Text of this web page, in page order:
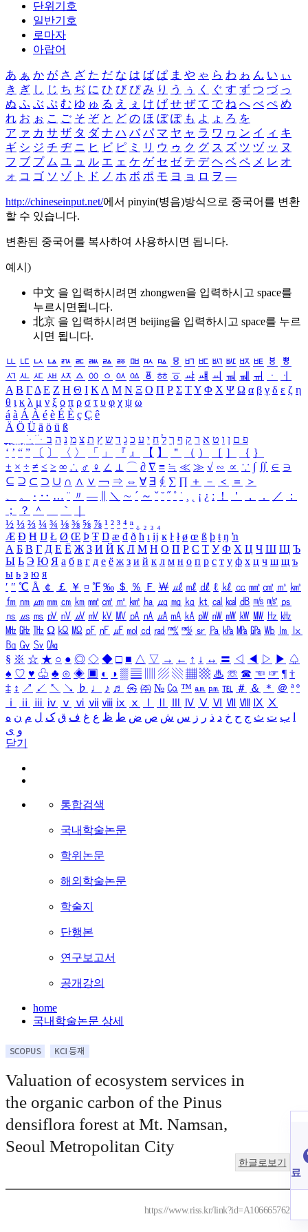
단위기호
일반기호
로마자
아랍어
あ ぁ か が さ ざ た だ な は ば ぱ ま や ゃ ら わ ゎ ん い ぃ
き ぎ し じ ち ぢ に ひ び ぴ み り う ぅ く ぐ す ず つ づ っ
ぬ ふ ぶ ぷ む ゆ ゅ る え ぇ け げ せ ぜ て で ね へ べ ぺ め
れ お ぉ こ ご そ ぞ と ど の ほ ぼ ぽ も よ ょ ろ を
ア ァ カ サ ザ タ ダ ナ ハ バ パ マ ヤ ャ ラ ワ ヮ ン イ ィ キ
ギ シ ジ チ ヂ ニ ヒ ビ ピ ミ リ ウ ゥ ク グ ス ズ ツ ヅ ッ ヌ
フ ブ プ ム ユ ュ ル エ ェ ケ ゲ セ ゼ テ デ ヘ ベ ペ メ レ オ
ォ コ ゴ ソ ゾ ト ド ノ ホ ボ ポ モ ヨ ョ ロ ヲ ―
http://chineseinput.net/에서 pinyin(병음)방식으로 중국어를 변환
할 수 있습니다.
변환된 중국어를 복사하여 사용하시면 됩니다.
예시)
中文 을 입력하시려면 zhongwen을 입력하시고 space를
누르시면됩니다.
北京 을 입력하시려면 beijing을 입력하시고 space를 누르
시면 됩니다.
ㅥ ㅦ ㅧ ㅨ ㅩ ㅪ ㅫ ㅬ ㅭ ㅮ ㅯ ㅰ ㅱ ㅲ ㅳ ㅴ ㅵ ㅶ ㅷ ㅸ
ㅹ
ㅺ ㅻ ㅼ ㅽ ㅾ ㅿ ㆀ ㆁ ㆂ ㆃ ㆄ ㆅ ㆆ ㆇ ㆈ ㆉ ㆊ ㆋ ㆌ ㆍ
ㆎ
Α Β ΓΔ Ε Ζ Η Θ Ι ΚΛ Μ Ν Ξ Ο Π Ρ Σ ΤΥ Φ Χ Ψ Ω α β γ δ ε ζ η
θ ι κ λ μ ν ξ ο π ρ σ τ υ φ χ ψ ω
á à Á À é è É È ç Ç ê
Ä Ö Ü ä ö ü ß
ִֶֹ ֻּ ׁׂ פ ם ן ו ט א ר ק ף ך ל ח י ע כ ג ד ש ץ ת צ מ נ ה ב
‘ ’ “ ” 〔 〕 〈 〉 「 」 『 』 【 】 ＂ （ ） ［ ］ ｛ ｝
± × ÷ ≠ ≤ ≥ ∞ ∴ ♂ ♀ ∠ ⊥ ⌒ ∂ ∇ ≡ ≒ ≪ ≫ √ ∽ ∝ ∵ ∫ ∬ ∈ ∋
⊆ ⊇ ⊂ ⊃ ∪ ∩ ∧ ∨ ￢ ⇒ ⇔ ∀ ∃ ∮ ∑ ∏ ＋ － ＜ ＝
＞
、
。 · ‥ … ¨ 〃 ― ＼ ∼ ´ ～ ˇ ˘ ˝ ˚ ˙ ¸ ¡ ¿ ː ！ ＇ ， ． ／
：
；
？ ＾ ｀
½ ⅓ ⅔ ¼ ¾ ⅛ ⅜ ⅝ ⅞ ¹ ² ³ ⁴ ⁿ ₁ ₂ ₃ ₄
Æ Ð Ħ Ĳ Ł Ø Œ Þ Ŧ Ŋ æ đ ð ħ ı ĳ ĸ ŀ ł ø œ ß þ ŧ ŋ ŉ
А Б В Г Д Е Ё Ж З И Й К Л М Н О П Р С Т У Ф Х Ц Ч Ш Щ Ъ
Ы Ь Э Ю Я а б в г д е ё ж з и й к л м н о п р с т у ф х ц ч ш щ ъ
ы ь э ю я
′ ″ ℃ Å ￠ ￡ ￥ ¤ ℉ ‰ ＄ ％ Ｆ ￦ ㎕ ㎖ ㎗ ℓ ㎘ ㏄ ㎣ ㎤ ㎥ ㎦
㎙ ㎚ ㎛ ㎜ ㎝ ㎞ ㎟ ㎠ ㎡ ㎢ ㏊ ㎍ ㎎ ㎏ ㏏ ㎈ ㎉ ㏈ ㎧ ㎨ ㎰
㎱ ㎲ ㎳ ㎴ ㎵ ㎶ ㎷ ㎸ ㎹ ㎀ ㎁ ㎂ ㎃ ㎄ ㎺ ㎻ ㎽ ㎾ ㎿ ㎐ ㎑
㎒ ㎓ ㎔ Ω ㏀ ㏁ ㎊ ㎋ ㎌ ㏖ ㏅ ㎭ ㎮ ㎯ ㏛ ㎩ ㎪ ㎫ ㎬ ㏝ ㏐
㏓
㏃ ㏉ ㏜ ㏆
§ ※ ☆ ★ ○ ● ◎ ◇ ◆ □ ■ △ ▽ → ← ↑ ↓ ↔ 〓 ◁ ◀ ▷ ▶ ♤
♠ ♡ ♥ ♧ ♣ ⊙ ◈ ▣ ◐ ◑ ▒ ▤ ▨ ▧ ▦ ▩ ♨ ☏ ☎ ☜ ☞ ¶ †
‡ ↕ ↗ ↙ ↖ ↘ ♭ ♩ ♪ ♬ ㉿ ㈜ № ㏇ ™ ㏂ ㏘ ℡ ＃ ＆ ＊ ＠ ª º
ⅰ
ⅱ ⅲ ⅳ ⅴ ⅵ ⅶ ⅷ ⅸ ⅹ Ⅳ Ⅴ Ⅵ Ⅶ Ⅷ Ⅸ Ⅹ
ب ت ث ج ح خ د ذ ر ز س ش ص ض ط ظ ع غ ف ق ک ل م ن ه
و ی
닫기
통합검색
국내학술논문
학위논문
해외학술논문
학술지
단행본
연구보고서
공개강의
home
국내학술논문 상세
Valuation of ecosystem services in
the organic carbon of the Pinus
densiflora forest at Mt. Namsan,
Seoul Metropolitan City
한글로보기
https://www.riss.kr/link?id=A106665762
료